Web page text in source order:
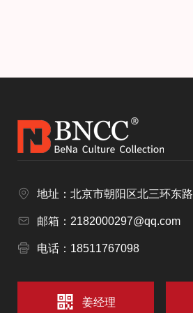
地址：北京市朝阳区北三环东路
邮箱：2182000297@qq.com
电话：18511767098
姜经理